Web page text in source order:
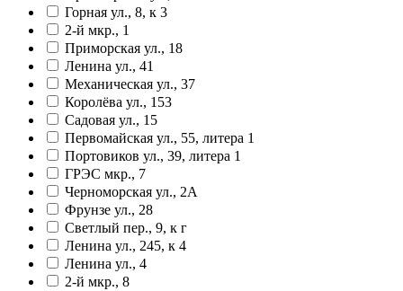
Горная ул., 8, к 3
2-й мкр., 1
Приморская ул., 18
Ленина ул., 41
Механическая ул., 37
Королёва ул., 153
Садовая ул., 15
Первомайская ул., 55, литера 1
Портовиков ул., 39, литера 1
ГРЭС мкр., 7
Черноморская ул., 2А
Фрунзе ул., 28
Светлый пер., 9, к г
Ленина ул., 245, к 4
Ленина ул., 4
2-й мкр., 8